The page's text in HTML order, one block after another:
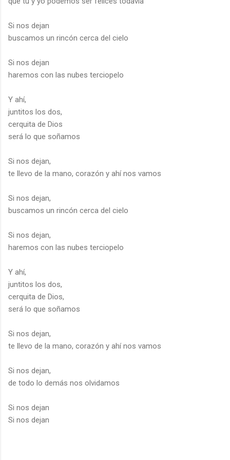
Si nos dejan
buscamos un rincón cerca del cielo
Si nos dejan
haremos con las nubes terciopelo
Y ahí,
juntitos los dos,
cerquita de Dios
será lo que soñamos
Si nos dejan,
te llevo de la mano, corazón y ahí nos vamos
Si nos dejan,
buscamos un rincón cerca del cielo
Si nos dejan,
haremos con las nubes terciopelo
Y ahí,
juntitos los dos,
cerquita de Dios,
será lo que soñamos
Si nos dejan,
te llevo de la mano, corazón y ahí nos vamos
Si nos dejan,
de todo lo demás nos olvidamos
Si nos dejan
Si nos dejan